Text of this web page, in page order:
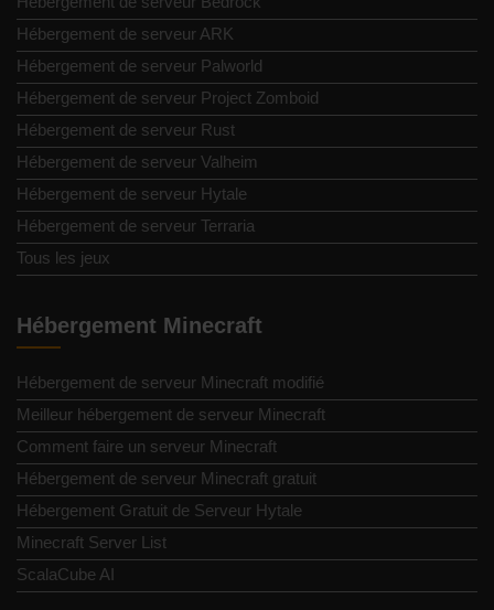
Hébergement de serveur ARK
Hébergement de serveur Palworld
Hébergement de serveur Project Zomboid
Hébergement de serveur Rust
Hébergement de serveur Valheim
Hébergement de serveur Hytale
Hébergement de serveur Terraria
Tous les jeux
Hébergement Minecraft
Hébergement de serveur Minecraft modifié
Meilleur hébergement de serveur Minecraft
Comment faire un serveur Minecraft
Hébergement de serveur Minecraft gratuit
Hébergement Gratuit de Serveur Hytale
Minecraft Server List
ScalaCube AI